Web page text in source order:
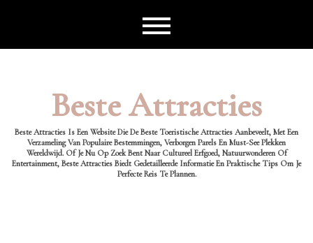
Beste Attracties
Beste Attracties Is Een Website Die De Beste Toeristische Attracties Aanbeveelt, Met Een
Verzameling Van Populaire Bestemmingen, Verborgen Parels En Must-See Plekken
Wereldwijd. Of Je Nu Op Zoek Bent Naar Cultureel Erfgoed, Natuurwonderen Of
Entertainment, Beste Attracties Biedt Gedetailleerde Informatie En Praktische Tips Om Je
Perfecte Reis Te Plannen.